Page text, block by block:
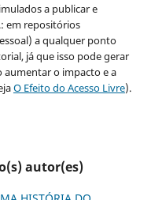
a publicar e
em repositórios
a qualquer ponto
já que isso pode gerar
aumentar o impacto e a
O Efeito do Acesso Livre).
autor(es)